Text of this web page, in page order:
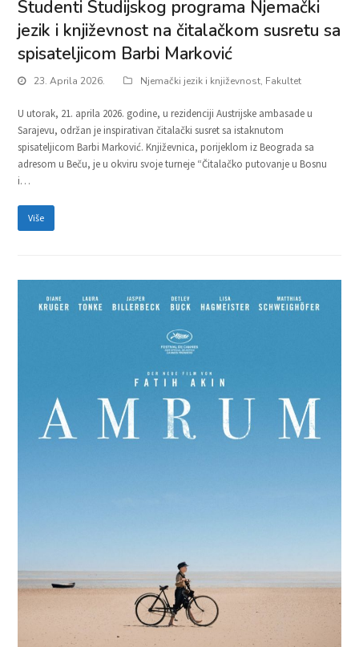
Studenti Studijskog programa Njemački
jezik i književnost na čitalačkom susretu sa
spisateljicom Barbi Marković
23. Aprila 2026. Njemački jezik i književnost, Fakultet
U utorak, 21. aprila 2026. godine, u rezidenciji Austrijske ambasade u
Sarajevu, održan je inspirativan čitalački susret sa istaknutom
spisateljicom Barbi Marković. Književnica, porijeklom iz Beograda sa
adresom u Beču, je u okviru svoje turneje “Čitalačko putovanje u Bosnu
i…
Više